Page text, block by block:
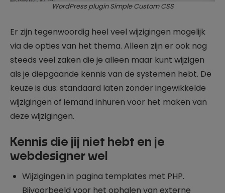
WordPress plugin Simple Custom CSS
Er zijn tegenwoordig heel veel wijzigingen mogelijk
via de opties van het thema. Alleen zijn er ook nog
steeds veel zaken die je alleen maar kunt wijzigen
als je diepgaande kennis van de systemen hebt. De
keuze is dus: standaard laten zonder ingewikkelde
wijzigingen of iemand inhuren voor het maken van
deze wijzigingen.
Kennis die jij niet hebt en je
webdesigner wel
Wijzigingen in pagina templates met PHP.
Bijvoorbeeld voor het ophalen van externe